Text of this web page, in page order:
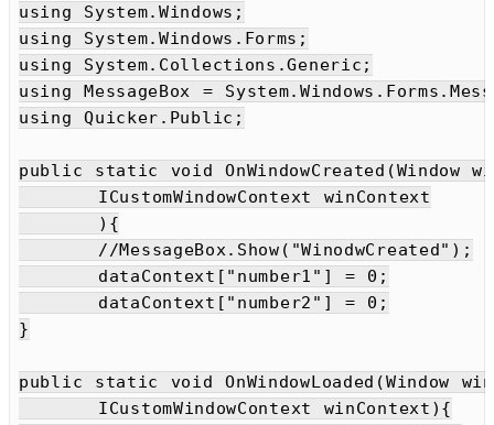
using System.Windows;
using System.Windows.Forms;
using System.Collections.Generic;
using MessageBox =
using Quicker.Public;
public static void
}
public static void